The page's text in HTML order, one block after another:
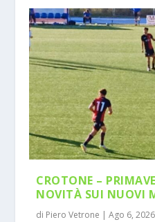
CROTONE –
NOVITÀ SUI NUOVI
di Piero Vetrone |Ago 6, 2026